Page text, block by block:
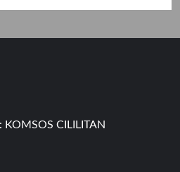
KOMSOS CILILITAN